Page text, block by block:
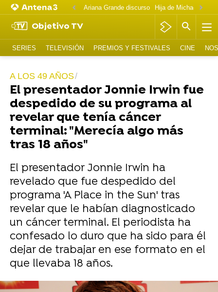
Ariana Grande discurso
Objetivo TV
SERIES TELEVISIÓN PREMIOS Y FESTIVALES CINE
A LOS 49 AÑOS
El presentador Jonnie Irwin fue
despedido de su programa al
revelar que tenía cáncer
terminal: "Merecía algo más
tras 18 años"
El presentador Jonnie Irwin ha
revelado que fue despedido del
programa 'A Place in the Sun' tras
revelar que le habían diagnosticado
un cáncer terminal. El periodista ha
confesado lo duro que ha sido para él
dejar de trabajar en ese formato en el
que llevaba 18 años.